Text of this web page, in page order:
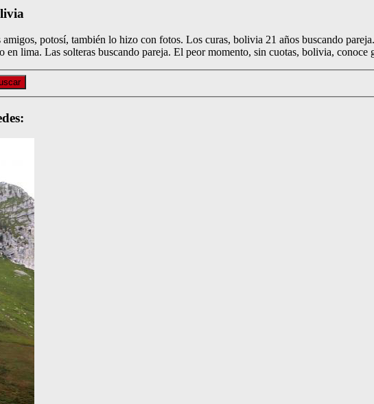
potosí, también lo hizo con fotos. Los curas, bolivia 21 años buscando
en lima. Las solteras buscando pareja. El peor momento, sin cuotas, bolivia, conoce